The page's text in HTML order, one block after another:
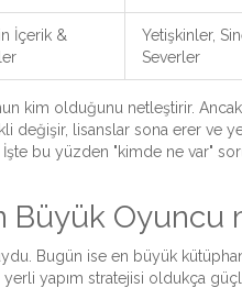
İçerik &
Yetişkinler,
Severler
kim olduğunu netleştirir.
değişir, lisanslar sona erer ve
bu yüzden "kimde ne var"
Büyük Oyuncu
Bugün ise en büyük
yapım stratejisi oldukça